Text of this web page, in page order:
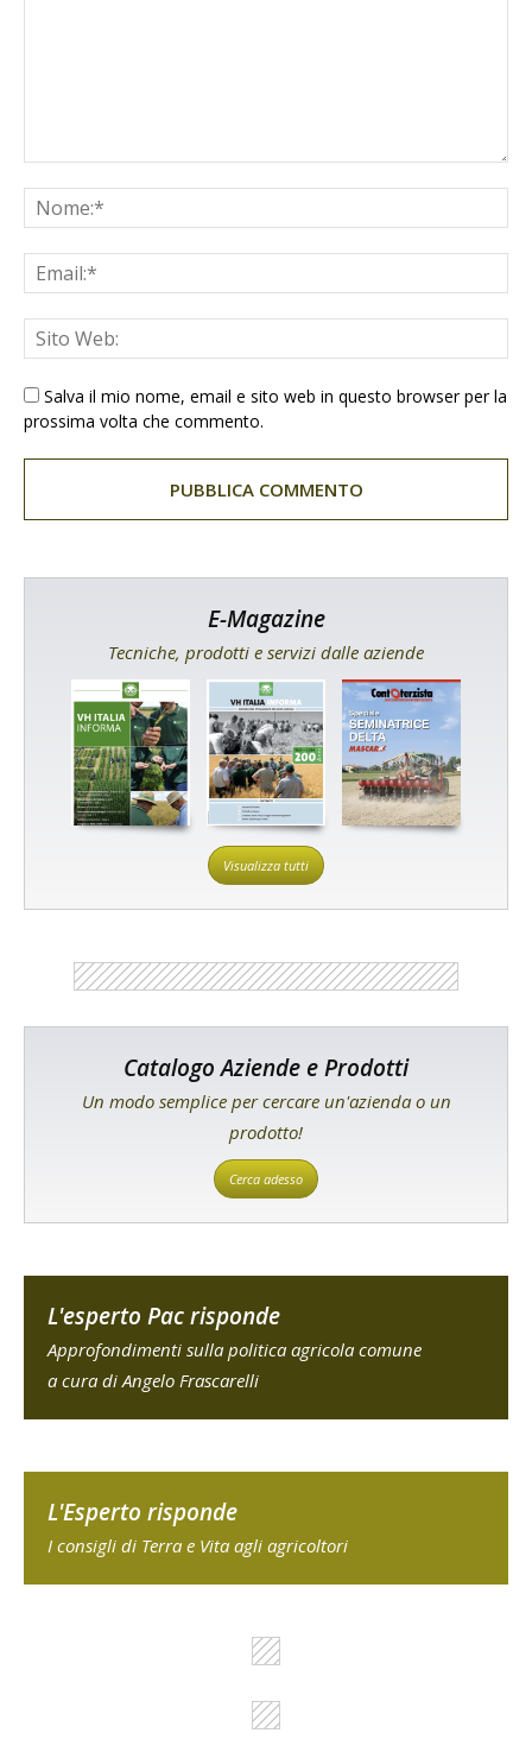
Salva il mio nome, email e sito web in questo browser per la
prossima volta che commento.
E-Magazine
Tecniche, prodotti e servizi dalle aziende
Visualizza tutti
Catalogo Aziende e Prodotti
Un modo semplice per cercare un'azienda o un
prodotto!
Cerca adesso
L'esperto Pac risponde
Approfondimenti sulla politica agricola comune
a cura di Angelo Frascarelli
L'Esperto risponde
I consigli di Terra e Vita agli agricoltori